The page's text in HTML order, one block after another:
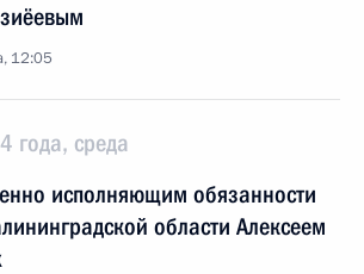
12:05
года, среда
исполняющим обязанности
области Алексеем